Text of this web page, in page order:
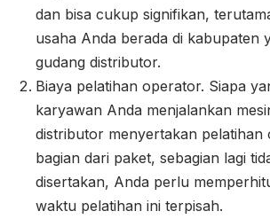
dan bisa cukup signifikan,
usaha Anda berada di kabupaten
gudang distributor.
Biaya pelatihan operator. Siapa
karyawan Anda menjalankan
distributor menyertakan pelatihan
bagian dari paket, sebagian lagi
disertakan, Anda perlu
waktu pelatihan ini terpisah.